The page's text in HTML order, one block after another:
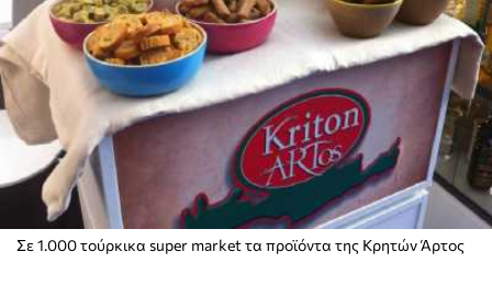
Σε 1.000 τούρκικα super market τα προϊόντα της Κρητών Άρτος